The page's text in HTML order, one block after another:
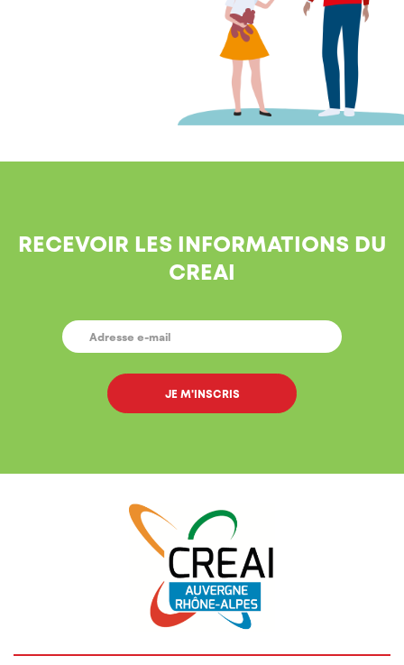
RECEVOIR LES INFORMATIONS DU
CREAI
E-
MAIL *